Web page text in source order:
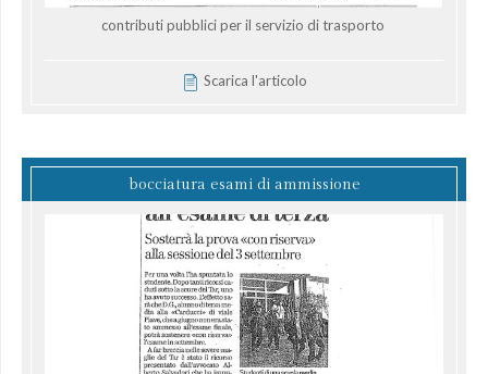
contributi pubblici per il servizio di trasporto
Scarica l'articolo
bocciatura esami di ammissione